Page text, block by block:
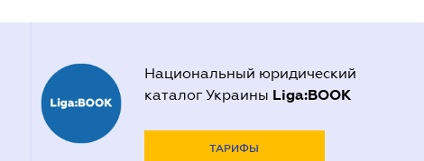
Национальный юридический
каталог Украины Liga:BOOK
ТАРИФЫ